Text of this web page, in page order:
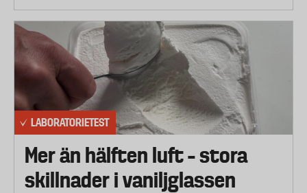
LABORATORIETEST
Mer än hälften luft – stora
skillnader i vaniljglassen